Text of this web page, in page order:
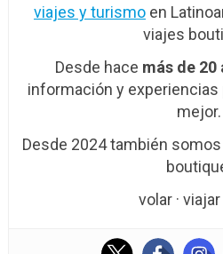
viajes y turismoen
viajes
Desde hace más de 20
información y experiencias
mejor.
Desde 2024 también
volar · viajar